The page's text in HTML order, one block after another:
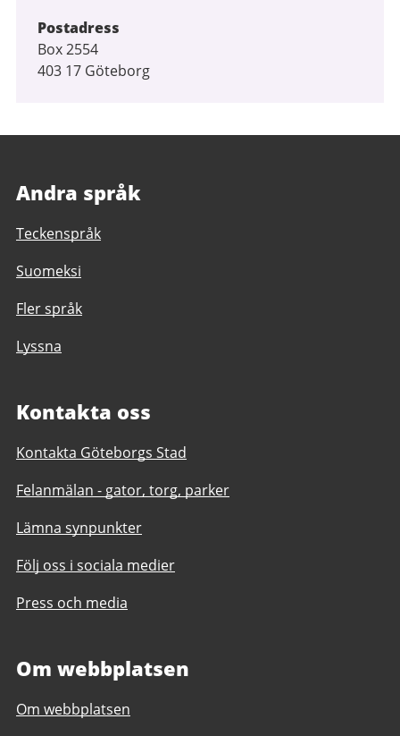
Postadress
Box 2554
403 17 Göteborg
Andra språk
Teckenspråk
Suomeksi
Fler språk
Lyssna
Kontakta oss
Kontakta Göteborgs Stad
Felanmälan - gator, torg, parker
Lämna synpunkter
Följ oss i sociala medier
Press och media
Om webbplatsen
Om webbplatsen